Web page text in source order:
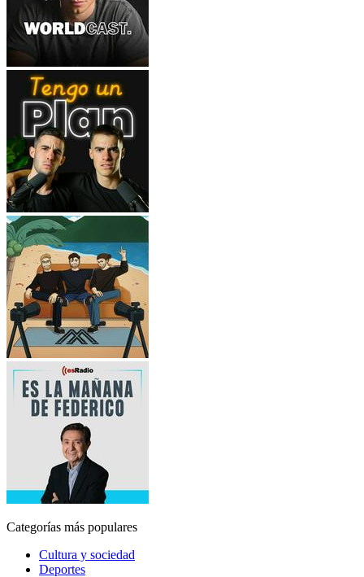
Categorías más populares
Cultura y sociedad
Deportes